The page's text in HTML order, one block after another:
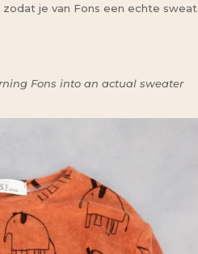
je van Fons een echte
Fons into an actual sweater